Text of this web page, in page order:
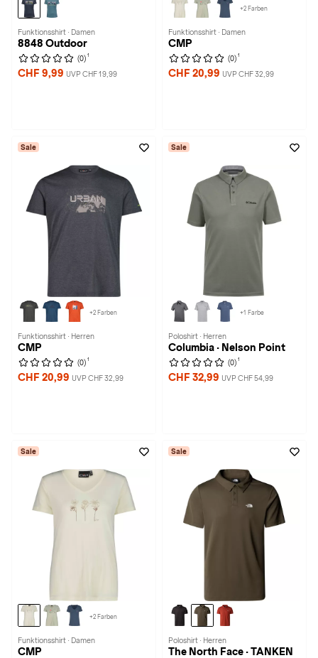
Funktionsshirt · Damen
8848 Outdoor
(0) 1
CHF 9,99 UVP CHF 19,99
+2 Farben
Funktionsshirt · Damen
CMP
(0) 1
CHF 20,99 UVP CHF 32,99
Sale
+2 Farben
Funktionsshirt · Herren
CMP
(0) 1
CHF 20,99 UVP CHF 32,99
Sale
+1 Farbe
Poloshirt · Herren
Columbia · Nelson Point
(0) 1
CHF 32,99 UVP CHF 54,99
Sale
+2 Farben
Funktionsshirt · Damen
CMP
Sale
Poloshirt · Herren
The North Face · TANKEN